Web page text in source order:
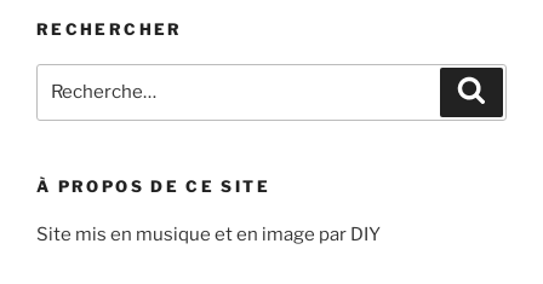
RECHERCHER
pour
À PROPOS DE CE SITE
Site mis en musique et en image par DIY